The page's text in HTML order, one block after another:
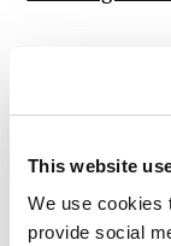
This website
We use cookies
provide social